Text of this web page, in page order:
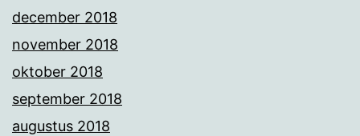
december 2018
november 2018
oktober 2018
september 2018
augustus 2018